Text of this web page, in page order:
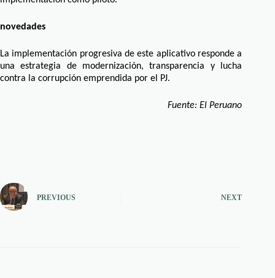
novedades
La implementación progresiva de este aplicativo responde a
una estrategia de modernización, transparencia y lucha
contra la corrupción emprendida por el PJ.
Fuente: El Peruano
PREVIOUS NEXT